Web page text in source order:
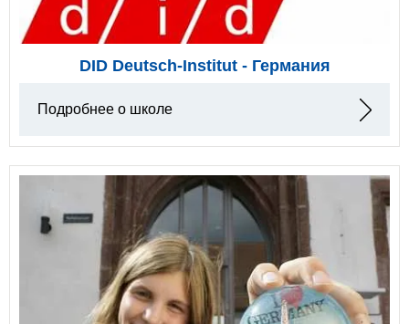
DID Deutsch-Institut - Германия
Подробнее о школе